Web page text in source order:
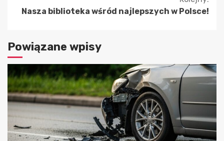
Nasza biblioteka wśród najlepszych w Polsce!
Powiązane wpisy